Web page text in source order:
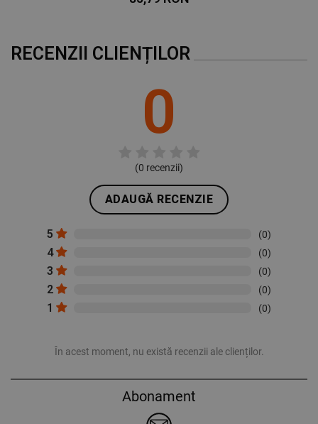
RECENZII CLIENȚILOR
0
(0 recenzii)
ADAUGĂ RECENZIE
5 (0)
4 (0)
3 (0)
2 (0)
1 (0)
În acest moment, nu există recenzii ale clienților.
Abonament